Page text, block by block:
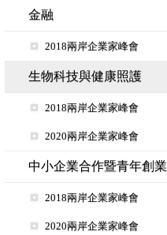
金融
2018兩岸企業家峰會
生物科技與健康照護
2018兩岸企業家峰會
2020兩岸企業家峰會
中小企業合作暨青年創業
2018兩岸企業家峰會
2020兩岸企業家峰會